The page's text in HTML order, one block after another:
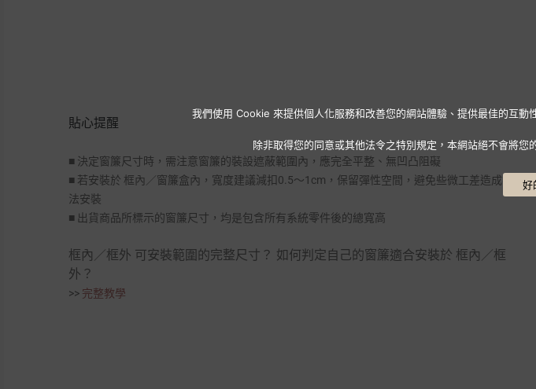
貼心提醒
■ 決定窗簾尺寸時，需注意窗簾的裝設遮蔽範圍內，應完全平整、無凹凸阻礙
■ 若安裝於 框內／窗簾盒內，寬度建議減扣0.5～1cm，保留彈性空間，避免些微工差造成無
法安裝
■ 出貨商品所標示的窗簾尺寸，均是包含所有系統零件後的總寬高
框內／框外 可安裝範圍的完整尺寸？ 如何判定自己的窗簾適合安裝於 框內／框
外？
>> 完整教學
我們使用 Cookie 來提供個人化服務和改善您的網站體驗、提供最佳的互
除非取得您的同意或其他法令之特別規定，本網站絕不會將
好